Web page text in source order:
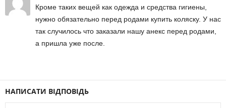
Кроме таких вещей как одежда и средства гигиены,
нужно обязательно перед родами купить коляску. У нас
так случилось что заказали нашу анекс перед родами,
а пришла уже после.
НАПИСАТИ ВІДПОВІДЬ